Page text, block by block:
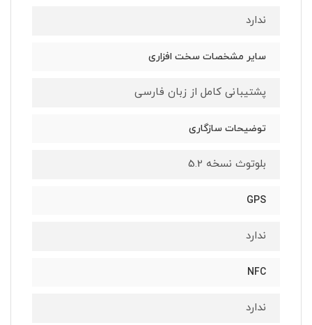
ندارد
سایر مشخصات سخت افزاری
پشتیبانی کامل از زبان فارسی
توضیحات سازگاری
بلوتوث نسخه 5.2
GPS
ندارد
NFC
ندارد